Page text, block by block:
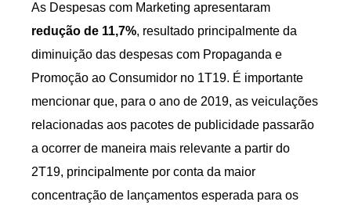
As Despesas com Marketing apresentaram
redução de 11,7%, resultado principalmente da
diminuição das despesas com Propaganda e
Promoção ao Consumidor no 1T19. É importante
mencionar que, para o ano de 2019, as veiculações
relacionadas aos pacotes de publicidade passarão
a ocorrer de maneira mais relevante a partir do
2T19, principalmente por conta da maior
concentração de lançamentos esperada para os